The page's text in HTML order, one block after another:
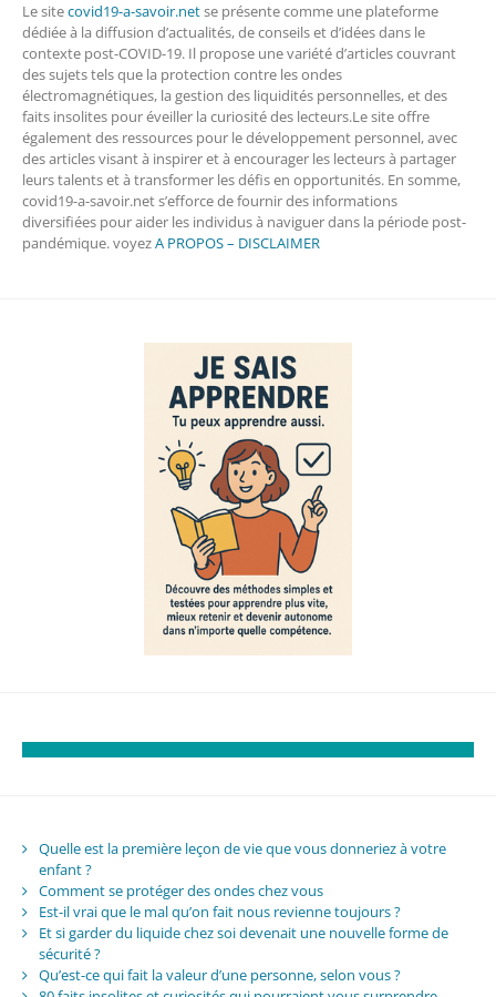
Le sitecovid19-a-savoir.netse présente comme une plateforme
dédiée à la diffusion d’actualités, de conseils et d’idées dans le
contexte post-COVID-19. Il propose une variété d’articles couvrant
des sujets tels que la protection contre les ondes
électromagnétiques, la gestion des liquidités personnelles, et des
faits insolites pour éveiller la curiosité des lecteurs.Le site offre
également des ressources pour le développement personnel, avec
des articles visant à inspirer et à encourager les lecteurs à partager
leurs talents et à transformer les défis en opportunités. En somme,
covid19-a-savoir.net s’efforce de fournir des informations
diversifiées pour aider les individus à naviguer dans la période post-
pandémique. voyezA PROPOS – DISCLAIMER
Quelle est la première leçon de vie que vous donneriez à votre
enfant ?
Comment se protéger des ondes chez vous
Est-il vrai que le mal qu’on fait nous revienne toujours ?
Et si garder du liquide chez soi devenait une nouvelle forme de
sécurité ?
Qu’est-ce qui fait la valeur d’une personne, selon vous ?